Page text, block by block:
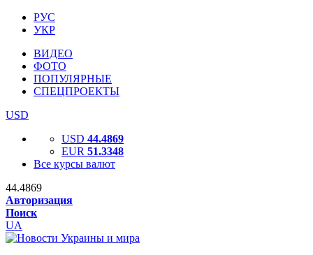
РУС
УКР
ВИДЕО
ФОТО
ПОПУЛЯРНЫЕ
СПЕЦПРОЕКТЫ
USD
USD 44.4869
EUR 51.3348
Все курсы валют
44.4869
Авторизация
Поиск
UA